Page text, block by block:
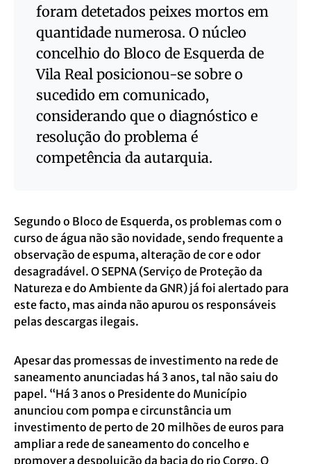
foram detetados peixes mortos em
quantidade numerosa. O núcleo
concelhio do Bloco de Esquerda de
Vila Real posicionou-se sobre o
sucedido em comunicado,
considerando que o diagnóstico e
resolução do problema é
competência da autarquia.
Segundo o Bloco de Esquerda, os problemas com o
curso de água não são novidade, sendo frequente a
observação de espuma, alteração de cor e odor
desagradável. O SEPNA (Serviço de Proteção da
Natureza e do Ambiente da GNR) já foi alertado para
este facto, mas ainda não apurou os responsáveis
pelas descargas ilegais.
Apesar das promessas de investimento na rede de
saneamento anunciadas há 3 anos, tal não saiu do
papel. “Há 3 anos o Presidente do Município
anunciou com pompa e circunstância um
investimento de perto de 20 milhões de euros para
ampliar a rede de saneamento do concelho e
promover a despoluição da bacia do rio Corgo. O